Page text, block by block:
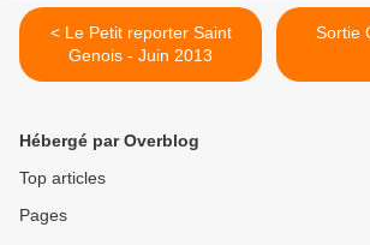
< Le Petit reporter Saint
Genois - Juin 2013
Hébergé par Overblog
Top articles
Pages